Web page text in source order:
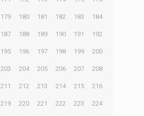
179 180 181 182 183 184
187 188 189 190 191 192
195 196 197 198 199 200
203 204 205 206 207 208
211 212 213 214 215 216
219 220 221 222 223 224